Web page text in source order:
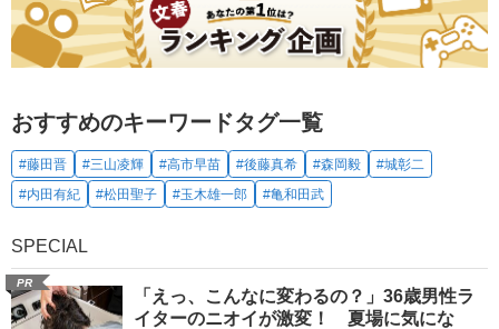
おすすめのキーワードタグ一覧
#藤田晋 #三山凌輝 #高市早苗 #後藤真希 #森岡毅
#城彰二
#内田有紀
#松田聖子 #玉木雄一郎 #亀和田武
SPECIAL
PR
「えっ、こんなに変わるの？」36歳男性ラ
イターのニオイが激変！ 夏場に気にな